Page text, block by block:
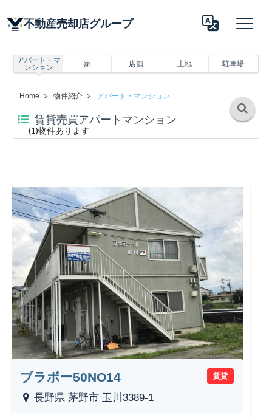
不動産売却店グループ
Translate
アパート・マ
ンション
家 店舗 土地 駐車場
Home 物件紹介 アパート・マンション
賃貸売買アパートマンション
(1)物件あります
賃貸
ブラボー50NO14
長野県 茅野市 玉川3389-1